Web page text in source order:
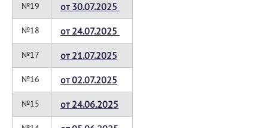
№19 от 30.07.2025
№18 от 24.07.2025
№17 от 21.07.2025
№16 от 02.07.2025
№15 от 24.06.2025